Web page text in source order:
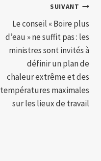
SUIVANT
Le conseil « Boire plus
d’eau » ne suffit pas : les
ministres sont invités à
définir un plan de
chaleur extrême et des
températures maximales
sur les lieux de travail